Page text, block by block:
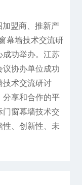
盟商、推新产
幕墙技术交流研
功举办。江苏
协办单位成功
术交流研讨
享和合作的平
窗幕墙技术交
、创新性、未